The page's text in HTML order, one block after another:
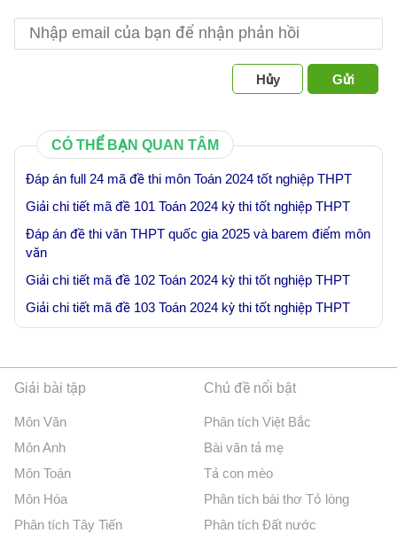
Hủy Gửi
CÓ THỂ BẠN QUAN TÂM
Đáp án full 24 mã đề thi môn Toán 2024 tốt nghiệp THPT
Giải chi tiết mã đề 101 Toán 2024 kỳ thi tốt nghiệp THPT
Đáp án đề thi văn THPT quốc gia 2025 và barem điểm môn
văn
Giải chi tiết mã đề 102 Toán 2024 kỳ thi tốt nghiệp THPT
Giải chi tiết mã đề 103 Toán 2024 kỳ thi tốt nghiệp THPT
Giải bài tập
Môn Văn
Môn Anh
Môn Toán
Môn Hóa
Phân tích Tây Tiến
Chủ đề nổi bật
Phân tích Việt Bắc
Bài văn tả mẹ
Tả con mèo
Phân tích bài thơ Tỏ lòng
Phân tích Đất nước